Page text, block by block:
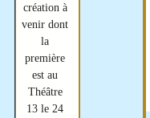
création à
venir dont
la
première
est au
Théâtre
13 le 24